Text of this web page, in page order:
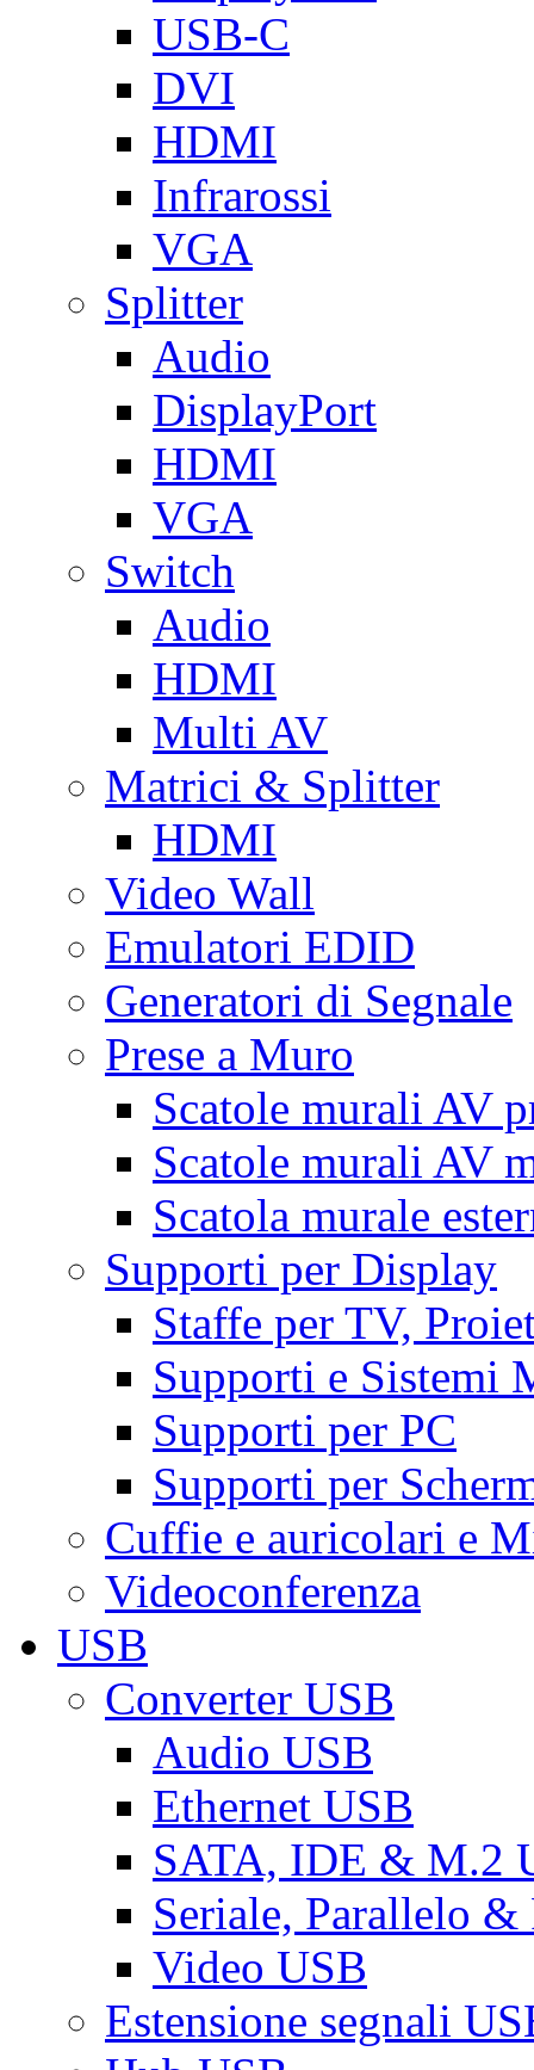
USB-C
DVI
HDMI
Infrarossi
VGA
Splitter
Audio
DisplayPort
HDMI
VGA
Switch
Audio
HDMI
Multi AV
Matrici & Splitter
HDMI
Video Wall
Emulatori EDID
Generatori di Segnale
Prese a Muro
Scatole murali AV
Scatole murali AV
Scatola murale
Supporti per Display
Staffe per TV,
Supporti e Sistemi
Supporti per PC
Supporti per
Cuffie e auricolari e
Videoconferenza
USB
Converter USB
Audio USB
Ethernet USB
SATA, IDE & M.2
Seriale, Parallelo &
Video USB
Estensione segnali